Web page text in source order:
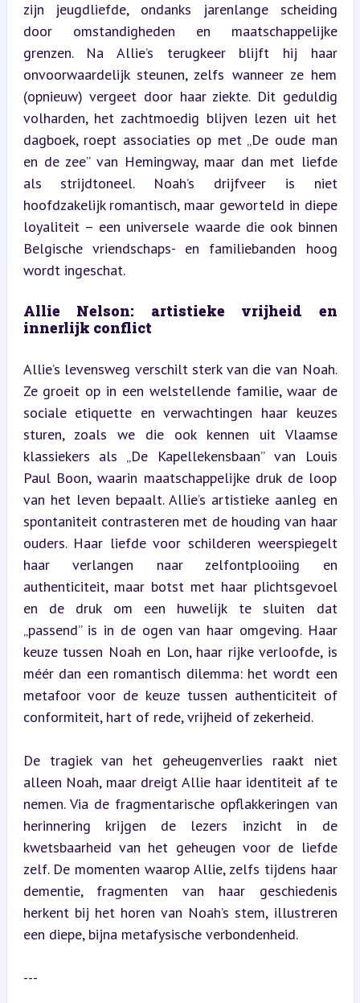
zijn jeugdliefde, ondanks jarenlange scheiding
door omstandigheden en maatschappelijke
grenzen. Na Allie’s terugkeer blijft hij haar
onvoorwaardelijk steunen, zelfs wanneer ze hem
(opnieuw) vergeet door haar ziekte. Dit geduldig
volharden, het zachtmoedig blijven lezen uit het
dagboek, roept associaties op met „De oude man
en de zee” van Hemingway, maar dan met liefde
als strijdtoneel. Noah’s drijfveer is niet
hoofdzakelijk romantisch, maar geworteld in diepe
loyaliteit – een universele waarde die ook binnen
Belgische vriendschaps- en familiebanden hoog
wordt ingeschat.
Allie Nelson: artistieke vrijheid en
innerlijk conflict
Allie’s levensweg verschilt sterk van die van Noah.
Ze groeit op in een welstellende familie, waar de
sociale etiquette en verwachtingen haar keuzes
sturen, zoals we die ook kennen uit Vlaamse
klassiekers als „De Kapellekensbaan” van Louis
Paul Boon, waarin maatschappelijke druk de loop
van het leven bepaalt. Allie’s artistieke aanleg en
spontaniteit contrasteren met de houding van haar
ouders. Haar liefde voor schilderen weerspiegelt
haar verlangen naar zelfontplooiing en
authenticiteit, maar botst met haar plichtsgevoel
en de druk om een huwelijk te sluiten dat
„passend” is in de ogen van haar omgeving. Haar
keuze tussen Noah en Lon, haar rijke verloofde, is
méér dan een romantisch dilemma: het wordt een
metafoor voor de keuze tussen authenticiteit of
conformiteit, hart of rede, vrijheid of zekerheid.
De tragiek van het geheugenverlies raakt niet
alleen Noah, maar dreigt Allie haar identiteit af te
nemen. Via de fragmentarische opflakkeringen van
herinnering krijgen de lezers inzicht in de
kwetsbaarheid van het geheugen voor de liefde
zelf. De momenten waarop Allie, zelfs tijdens haar
dementie, fragmenten van haar geschiedenis
herkent bij het horen van Noah’s stem, illustreren
een diepe, bijna metafysische verbondenheid.
---